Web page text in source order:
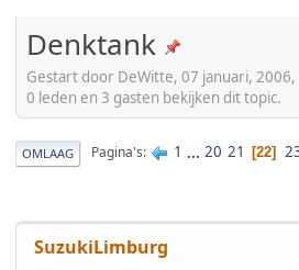
Denktank
Gestart door DeWitte, 07 januari,
0 leden en 3 gasten bekijken dit topic.
OMLAAG Pagina's 1 ... 20 21 22
SuzukiLimburg